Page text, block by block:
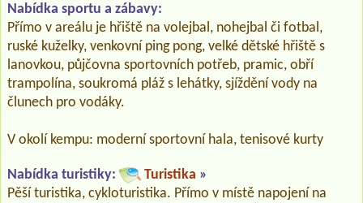
Nabídka sportu a zábavy:
Přímo v areálu je hřiště na volejbal, nohejbal či fotbal,
ruské kuželky, venkovní ping pong, velké dětské hřiště s
lanovkou, půjčovna sportovních potřeb, pramic, obří
trampolína, soukromá pláž s lehátky, sjíždění vody na
člunech pro vodáky.
V okolí kempu: moderní sportovní hala, tenisové kurty
Nabídka turistiky: Turistika »
Pěší turistika, cykloturistika. Přímo v místě napojení na